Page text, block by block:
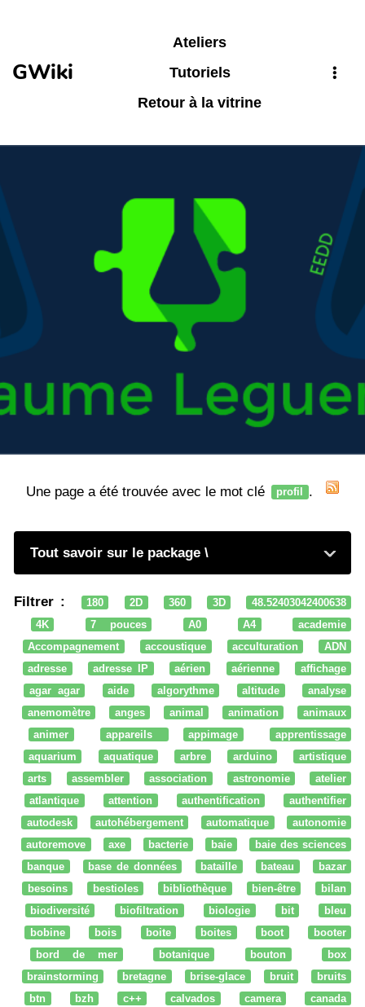
GWiki
Ateliers
Tutoriels
Retour à la vitrine
Une page a été trouvée avec le mot clé profil .
Tout savoir sur le package \
Filtrer : 180 2D 360 3D
48.52403042400638
4K
7 pouces A0 A4
academie
Accompagnement
accoustique acculturation
ADN
adresse
adresse IP aérien aérienne
affichage
agar agar
aide algorythme altitude
analyse
anemomètre
anges animal animation
animaux
animer
appareils appimage
apprentissage
aquarium
aquatique arbre arduino
artistique
arts
assembler association astronomie
atelier
atlantique
attention authentification
authentifier
autodesk
autohébergement automatique
autonomie
autoremove
axe bacterie baie
baie des sciences
banque
base de données bataille bateau
bazar
besoins
bestioles bibliothèque bien-être
bilan
biodiversité
biofiltration biologie bit
bleu
bobine
bois boite boites boot
booter
bord de mer
botanique bouton
box
brainstorming
bretagne brise-glace bruit
bruits
btn
bzh c++ calvados camera
canada